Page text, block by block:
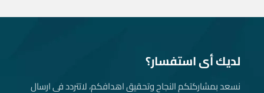
لديك أى استفسار؟
نسعد بمشاركتكم النجاح وتحقيق اهدافكم، لاتتردد فى ارسال